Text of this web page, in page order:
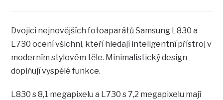
Dvojici nejnovějších fotoaparátů Samsung L830 a
L730 ocení všichni, kteří hledají inteligentní přístroj v
moderním stylovém těle. Minimalistický design
doplňují vyspělé funkce.
L830 s 8,1 megapixelu a L730 s 7,2 megapixelu mají